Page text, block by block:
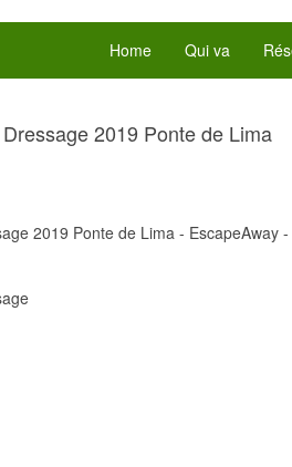
Home Qui va
2019 Ponte de Lima
2019 Ponte de Lima - EscapeAway